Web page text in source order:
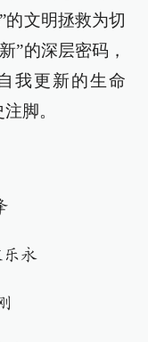
的文明拯救为切
”的深层密码，
我更新的生命
脚。
永